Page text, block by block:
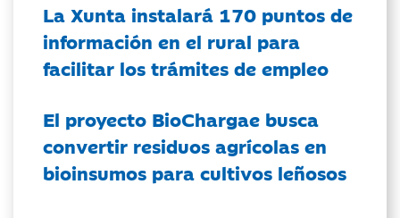
La Xunta instalará 170 puntos de
información en el rural para
facilitar los trámites de empleo
El proyecto BioChargae busca
convertir residuos agrícolas en
bioinsumos para cultivos leñosos